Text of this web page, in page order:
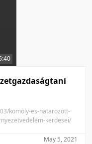
komoly-es-hatarozott-
kerdesei/
May 5, 2021